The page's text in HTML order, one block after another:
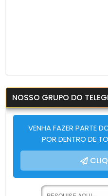
NOSSO GRUPO DO
VENHA FAZER PARTE
POR DENTRO DE